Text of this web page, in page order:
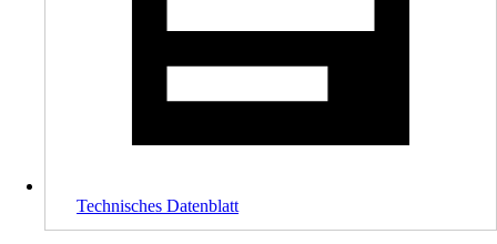
Technisches Datenblatt